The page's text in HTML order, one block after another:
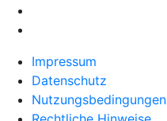
Impressum
Datenschutz
Nutzungsbedingungen